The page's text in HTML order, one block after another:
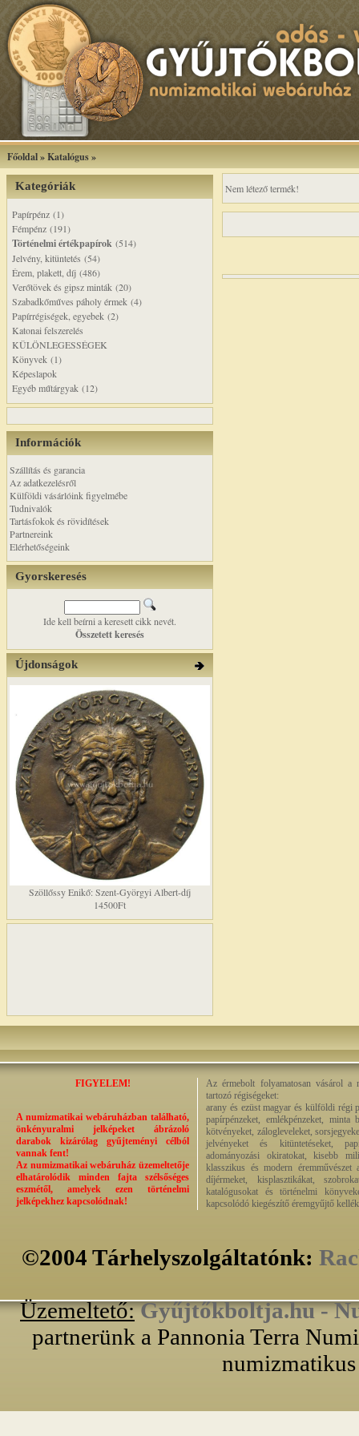
Főoldal»Katalógus»
Kategóriák
Papírpénz (1)
Fémpénz (191)
Történelmi értékpapírok (514)
Jelvény, kitüntetés (54)
Érem, plakett, díj (486)
Verőtövek és gipsz minták (20)
Szabadkőműves páholy érmek (4)
Papírrégiségek, egyebek (2)
Katonai felszerelés
KÜLÖNLEGESSÉGEK
Könyvek (1)
Képeslapok
Egyéb műtárgyak (12)
Információk
Szállítás és garancia
Az adatkezelésről
Külföldi vásárlóink figyelmébe
Tudnivalók
Tartásfokok és rövidítések
Partnereink
Elérhetőségeink
Gyorskeresés
Ide kell beírni a keresett cikk nevét.
Összetett keresés
Újdonságok
Szöllőssy Enikő: Szent-Györgyi Albert-díj
14500Ft
Nem létező termék!
FIGYELEM!
A numizmatikai webáruházban található,
önkényuralmi jelképeket ábrázoló
darabok kizárólag gyűjteményi célból
vannak fent!
Az numizmatikai webáruház üzemeltetője
elhatárolódik minden fajta szélsőséges
eszmétől, amelyek ezen történelmi
jelképekhez kapcsolódnak!
Az érmebolt folyamatosan vásárol a
tartozó régiségeket:
arany és ezüst magyar és külföldi régi
papírpénzeket, emlékpénzeket, minta
kötvényeket, zálogleveleket,
jelvényeket és kitüntetéseket,
adományozási okiratokat, kisebb
klasszikus és modern éremművészet
díjérmeket, kisplasztikákat,
katalógusokat és történelmi
kapcsolódó kiegészítő éremgyűjtő
©2004 Tárhelyszolgáltatónk:
Üzemeltető: Gyűjtőkboltja.hu -
partnerünk a Pannonia Terra
numizmatikus